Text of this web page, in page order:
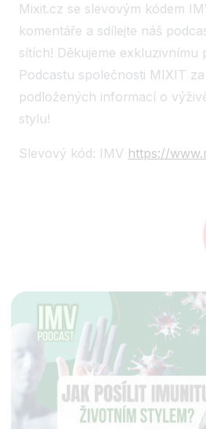
Mixit.cz se slevovým kódem
komentáře a sdílejte náš
sítích! Děkujeme exkluzivnímu
Podcastu společnosti MIXIT
podložených informací o
stylu!
Slevový kód: IMV https://